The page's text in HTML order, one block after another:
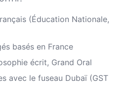
(Éducation Nationale,
basés en France
écrit, Grand Oral
avec le fuseau Dubaï (GST